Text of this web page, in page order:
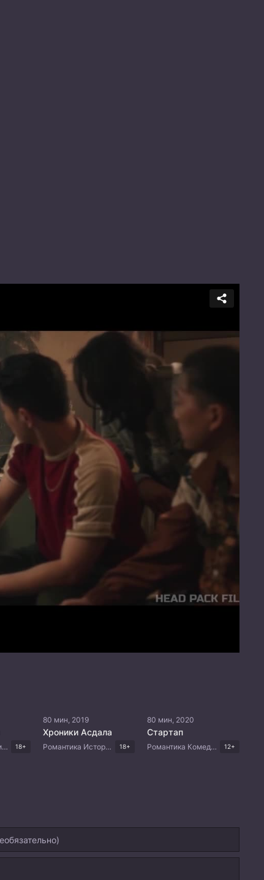
Романтика Мистика Мелодрама Драма Корейские дорамы 18+
80 мин, 2019
Хроники Асдала
Романтика Исторический Фэнтези Корейские дорамы 18+
80 мин, 2020
Стартап
Романтика Комедия Корейские дорамы 12+